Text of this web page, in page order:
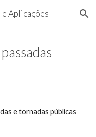
Skip to navigation
e Aplicações
e tornadas públicas